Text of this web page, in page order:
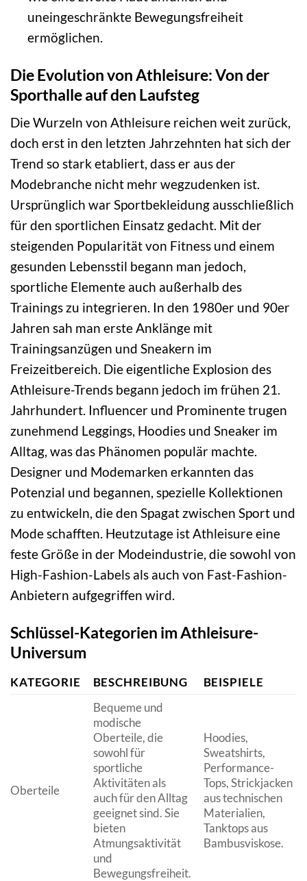
uneingeschränkte Bewegungsfreiheit
ermöglichen.
Die Evolution von Athleisure: Von der
Sporthalle auf den Laufsteg
Die Wurzeln von Athleisure reichen weit zurück,
doch erst in den letzten Jahrzehnten hat sich der
Trend so stark etabliert, dass er aus der
Modebranche nicht mehr wegzudenken ist.
Ursprünglich war Sportbekleidung ausschließlich
für den sportlichen Einsatz gedacht. Mit der
steigenden Popularität von Fitness und einem
gesunden Lebensstil begann man jedoch,
sportliche Elemente auch außerhalb des
Trainings zu integrieren. In den 1980er und 90er
Jahren sah man erste Anklänge mit
Trainingsanzügen und Sneakern im
Freizeitbereich. Die eigentliche Explosion des
Athleisure-Trends begann jedoch im frühen 21.
Jahrhundert. Influencer und Prominente trugen
zunehmend Leggings, Hoodies und Sneaker im
Alltag, was das Phänomen populär machte.
Designer und Modemarken erkannten das
Potenzial und begannen, spezielle Kollektionen
zu entwickeln, die den Spagat zwischen Sport und
Mode schafften. Heutzutage ist Athleisure eine
feste Größe in der Modeindustrie, die sowohl von
High-Fashion-Labels als auch von Fast-Fashion-
Anbietern aufgegriffen wird.
Schlüssel-Kategorien im Athleisure-
Universum
KATEGORIE BESCHREIBUNG BEISPIELE
Oberteile
Bequeme und
modische
Oberteile, die
sowohl für
sportliche
Aktivitäten als
auch für den Alltag
geeignet sind. Sie
bieten
Atmungsaktivität
und
Bewegungsfreiheit.
Hoodies,
Sweatshirts,
Performance-
Tops, Strickjacken
aus technischen
Materialien,
Tanktops aus
Bambusviskose.